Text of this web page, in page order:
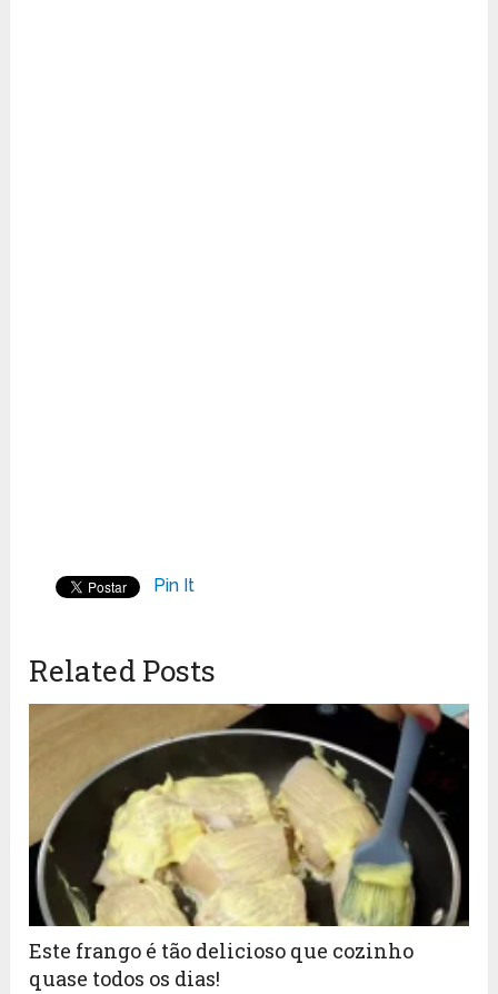
Pin It
Related Posts
Este frango é tão delicioso que cozinho
quase todos os dias!